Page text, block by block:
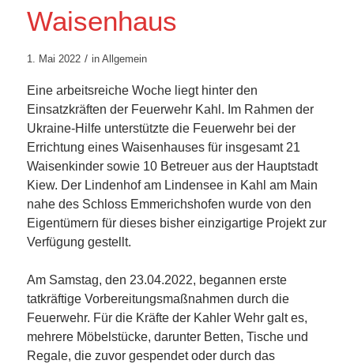
Waisenhaus
1. Mai 2022 / in Allgemein
Eine arbeitsreiche Woche liegt hinter den
Einsatzkräften der Feuerwehr Kahl. Im Rahmen der
Ukraine-Hilfe unterstützte die Feuerwehr bei der
Errichtung eines Waisenhauses für insgesamt 21
Waisenkinder sowie 10 Betreuer aus der Hauptstadt
Kiew. Der Lindenhof am Lindensee in Kahl am Main
nahe des Schloss Emmerichshofen wurde von den
Eigentümern für dieses bisher einzigartige Projekt zur
Verfügung gestellt.
Am Samstag, den 23.04.2022, begannen erste
tatkräftige Vorbereitungsmaßnahmen durch die
Feuerwehr. Für die Kräfte der Kahler Wehr galt es,
mehrere Möbelstücke, darunter Betten, Tische und
Regale, die zuvor gespendet oder durch das